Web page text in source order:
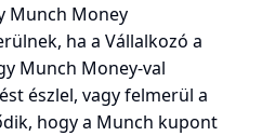
Munch Money
ha a Vállalkozó a
Munch Money-val
észlel, vagy felmerül a
hogy a Munch kupont